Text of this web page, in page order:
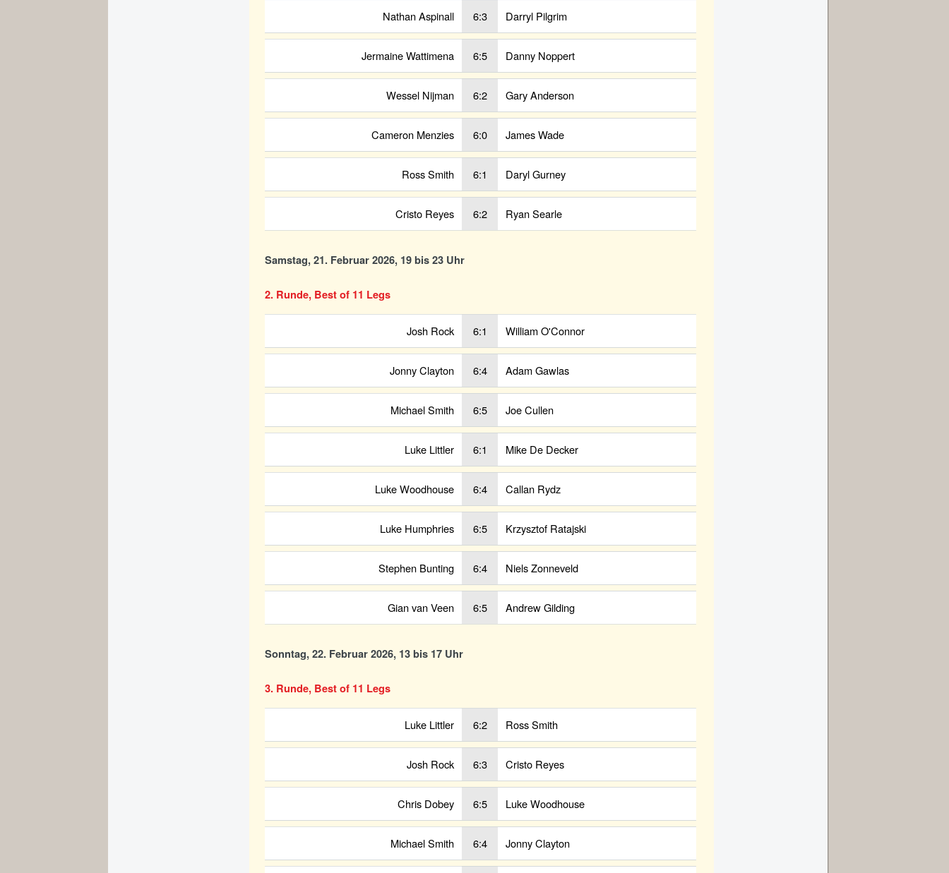
Nathan Aspinall 6:3 Darryl Pilgrim
Jermaine Wattimena 6:5 Danny Noppert
Wessel Nijman 6:2 Gary Anderson
Cameron Menzies 6:0 James Wade
Ross Smith 6:1 Daryl Gurney
Cristo Reyes 6:2 Ryan Searle
Samstag, 21. Februar 2026, 19 bis 23 Uhr
2. Runde, Best of 11 Legs
Josh Rock 6:1 William O'Connor
Jonny Clayton 6:4 Adam Gawlas
Michael Smith 6:5 Joe Cullen
Luke Littler 6:1 Mike De Decker
Luke Woodhouse 6:4 Callan Rydz
Luke Humphries 6:5 Krzysztof Ratajski
Stephen Bunting 6:4 Niels Zonneveld
Gian van Veen 6:5 Andrew Gilding
Sonntag, 22. Februar 2026, 13 bis 17 Uhr
3. Runde, Best of 11 Legs
Luke Littler 6:2 Ross Smith
Josh Rock 6:3 Cristo Reyes
Chris Dobey 6:5 Luke Woodhouse
Michael Smith 6:4 Jonny Clayton